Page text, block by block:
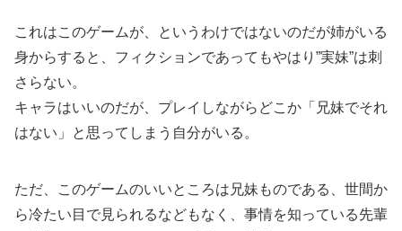
これはこのゲームが、というわけではないのだが姉がいる
身からすると、フィクションであってもやはり”実妹”は刺
さらない。
キャラはいいのだが、プレイしながらどこか「兄妹でそれ
はない」と思ってしまう自分がいる。
ただ、このゲームのいいところは兄妹ものである、世間か
ら冷たい目で見られるなどもなく、事情を知っている先輩